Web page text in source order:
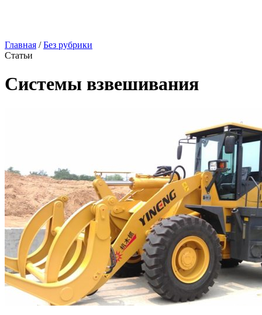
Главная /Без рубрики
Статьи
Системы взвешивания